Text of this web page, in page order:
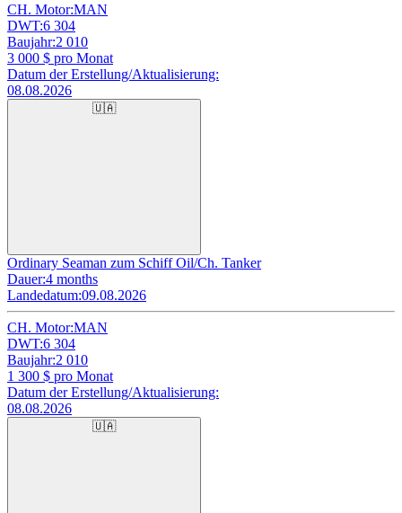
CH. Motor:MAN
DWT:6 304
Baujahr:2 010
3 000 $ pro Monat
Datum der Erstellung/Aktualisierung:
08.08.2026
🇺🇦
Ordinary Seaman zum Schiff Oil/Ch. Tanker
Dauer:4 months
Landedatum:09.08.2026
CH. Motor:MAN
DWT:6 304
Baujahr:2 010
1 300 $ pro Monat
Datum der Erstellung/Aktualisierung:
08.08.2026
🇺🇦